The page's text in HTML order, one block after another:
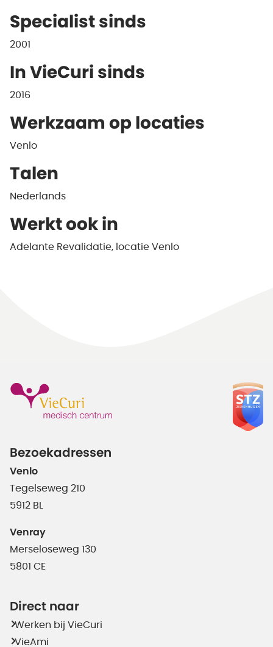
Specialist sinds
2001
In VieCuri sinds
2016
Werkzaam op locaties
Venlo
Talen
Nederlands
Werkt ook in
Adelante Revalidatie, locatie Venlo
Bezoekadressen
Venlo
Tegelseweg 210
5912 BL
Venray
Merseloseweg 130
5801 CE
Direct naar
Werken bij VieCuri
VieAmi